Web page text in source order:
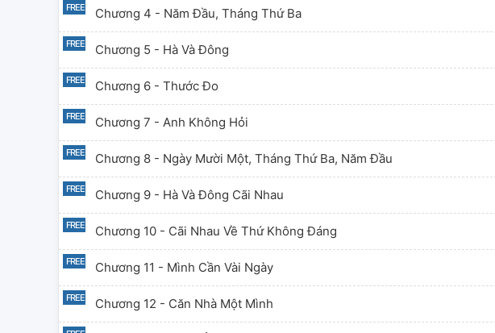
Chương 4 - Năm Đầu, Tháng Thứ Ba
Chương 5 - Hà Và Đông
Chương 6 - Thước Đo
Chương 7 - Anh Không Hỏi
Chương 8 - Ngày Mười Một, Tháng Thứ Ba, Năm Đầu
Chương 9 - Hà Và Đông Cãi Nhau
Chương 10 - Cãi Nhau Về Thứ Không Đáng
Chương 11 - Mình Cần Vài Ngày
Chương 12 - Căn Nhà Một Mình